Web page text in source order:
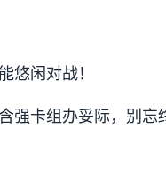
悠闲对战！
强卡组办妥际，别忘